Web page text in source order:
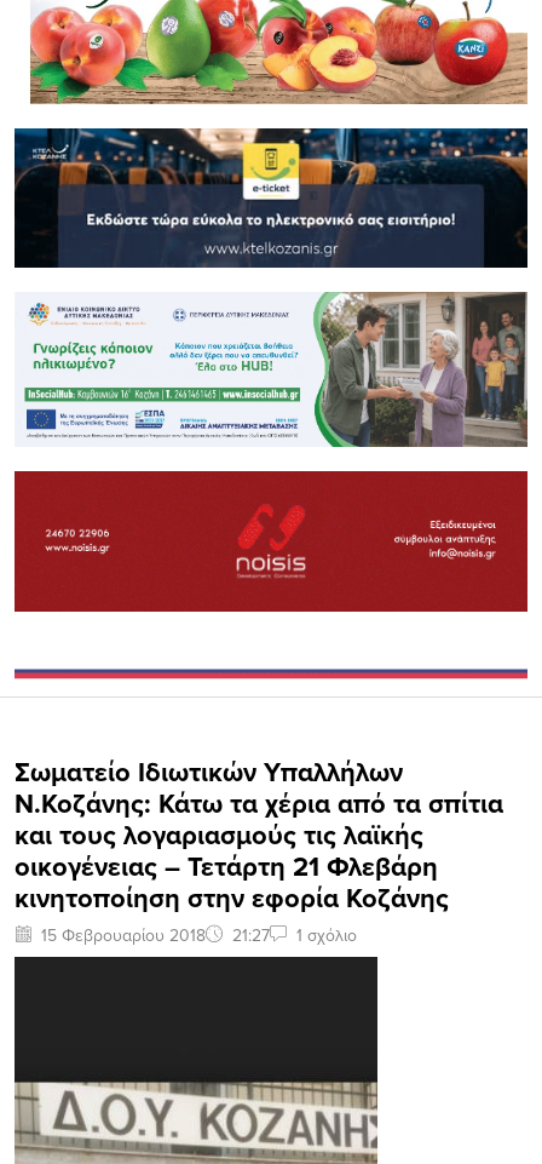
Σωματείο Ιδιωτικών Υπαλλήλων
Ν.Κοζάνης: Κάτω τα χέρια από τα σπίτια
και τους λογαριασμούς τις λαϊκής
οικογένειας – Τετάρτη 21 Φλεβάρη
κινητοποίηση στην εφορία Κοζάνης
15 Φεβρουαρίου 2018 21:27 1 σχόλιο